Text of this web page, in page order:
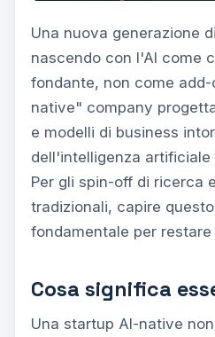
Una nuova generazione
nascendo con l'AI come
fondante, non come add-
native" company
e modelli di business
dell'intelligenza artificiale
Per gli spin-off di ricerca
tradizionali, capire
fondamentale per
Cosa significa
Una startup AI-native